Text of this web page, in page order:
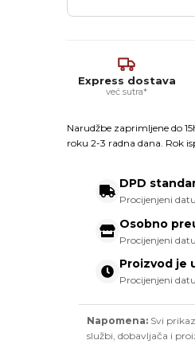
Express dostava
već sutra*
Narudžbe zaprimljene do
roku 2-3 radna dana. Rok
DPD
Procijenjeni
Osobno
Procijenjeni
Proizvod je
Procijenjeni
Napomena: Svi
službi, dobavljača i